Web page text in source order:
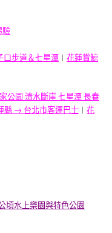
驗
口步道＆七星潭 ︱ 花蓮賞鯨
公園 清水斷崖 七星潭 長春
縣 → 台北市客運巴士 ︱ 花
頃水上樂園與特色公園